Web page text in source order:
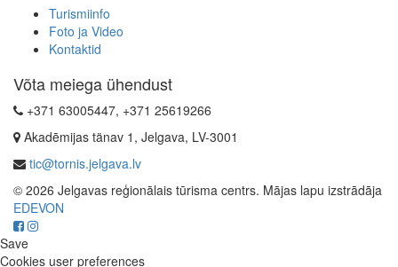
Turismiinfo
Foto ja Video
Kontaktid
Võta meiega ühendust
+371 63005447, +371 25619266
Akadēmijas tänav 1, Jelgava, LV-3001
tic@tornis.jelgava.lv
© 2026 Jelgavas reģionālais tūrisma centrs. Mājas lapu izstrādāja
EDEVON
Save
Cookies user preferences